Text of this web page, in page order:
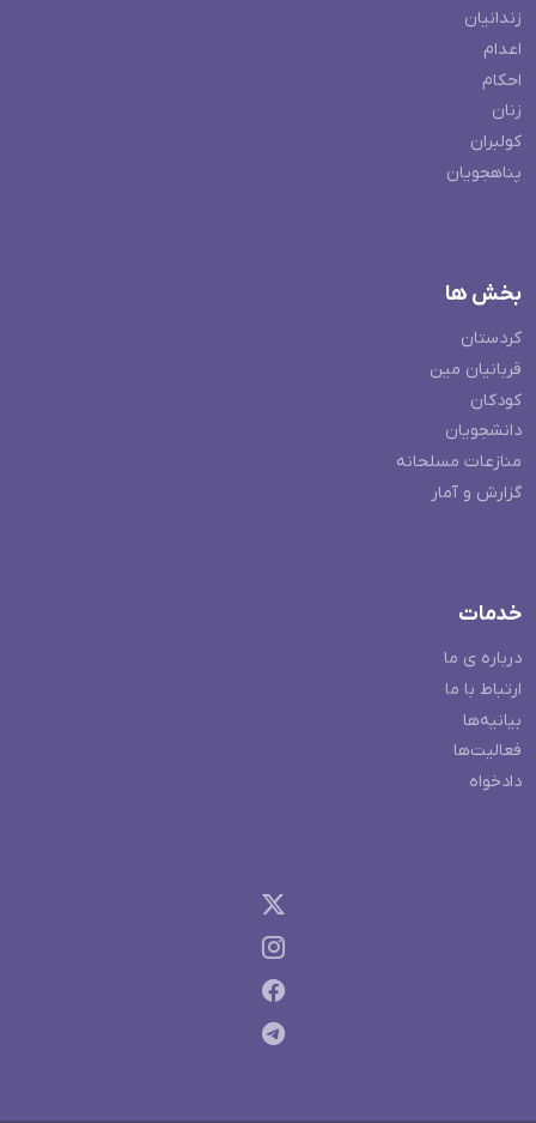
زندانیان
اعدام
احکام
زنان
کولبران
پناهجویان
بخش ها
کردستان
قربانیان مین
کودکان
دانشجویان
منازعات مسلحانه
گزارش و آمار
خدمات
درباره ی ما
ارتباط با ما
بیانیه‌ها
فعالیت‌ها
دادخواه